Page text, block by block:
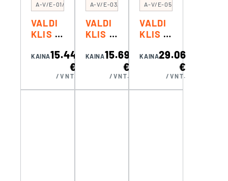
A-V/E-01/2
VALDI
KLIS 1
VIENS
I/CCT
JUOST
KAINA15.44
€
/VNT.
A-V/E-03/2
VALDI
KLIS 1
RGB/R
CCT
KAINA15.69
€
/VNT.
A-V/E-05
VALDI
KLIS 1
TRIAC
(EKO)
KAINA29.06
€
/VNT.